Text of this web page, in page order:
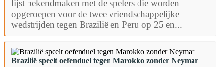
lijst bekendmaken met de spelers die worden
opgeroepen voor de twee vriendschappelijke
wedstrijden tegen Brazilië en Peru op 25 en...
Brazilië speelt oefenduel tegen Marokko zonder Neymar